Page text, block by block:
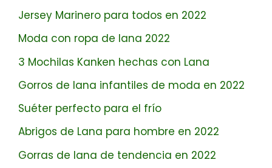
Jersey Marinero para todos en 2022
Moda con ropa de lana 2022
3 Mochilas Kanken hechas con Lana
Gorros de lana infantiles de moda en 2022
Suéter perfecto para el frío
Abrigos de Lana para hombre en 2022
Gorras de lana de tendencia en 2022